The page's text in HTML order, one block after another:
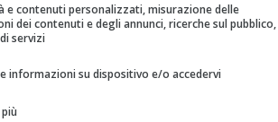
e contenuti personalizzati, misurazione delle
dei contenuti e degli annunci, ricerche sul pubblico,
servizi
informazioni su dispositivo e/o accedervi